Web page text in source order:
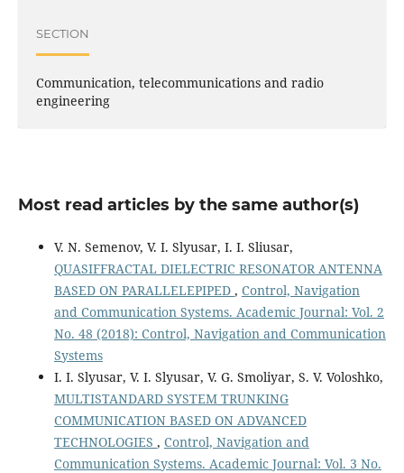
SECTION
Communication, telecommunications and radio
engineering
Most read articles by the same author(s)
V. N. Semenov, V. I. Slyusar, I. I. Sliusar,
QUASIFFRACTAL DIELECTRIC RESONATOR ANTENNA
BASED ON PARALLELEPIPED , Control, Navigation
and Communication Systems. Academic Journal: Vol. 2
No. 48 (2018): Control, Navigation and Communication
Systems
I. I. Slyusar, V. I. Slyusar, V. G. Smoliyar, S. V. Voloshko,
MULTISTANDARD SYSTEM TRUNKING
COMMUNICATION BASED ON ADVANCED
TECHNOLOGIES , Control, Navigation and
Communication Systems. Academic Journal: Vol. 3 No.